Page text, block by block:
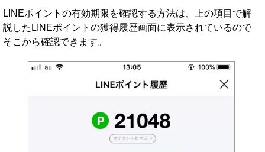
LINEポイントの有効期限を確認する方法は、上の項目で解
説したLINEポイントの獲得履歴画面に表示されているので
そこから確認できます。